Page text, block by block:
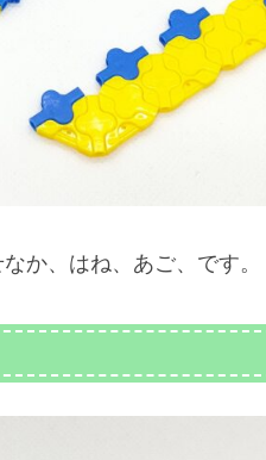
か、はね、あご、です。